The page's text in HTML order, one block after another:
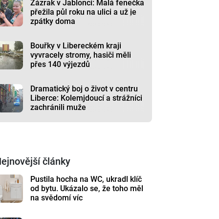
Zázrak v Jablonci: Malá fenečka
přežila půl roku na ulici a už je
zpátky doma
Bouřky v Libereckém kraji
vyvracely stromy, hasiči měli
přes 140 výjezdů
Dramatický boj o život v centru
Liberce: Kolemjdoucí a strážníci
zachránili muže
články
Pustila hocha na WC, ukradl klíč
od bytu. Ukázalo se, že toho měl
na svědomí víc